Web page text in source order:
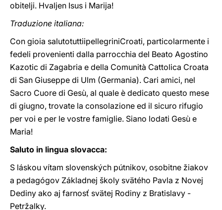
obitelji. Hvaljen Isus i Marija!
Traduzione italiana:
Con gioia salutotuttiipellegriniCroati, particolarmente i
fedeli provenienti dalla parrocchia del Beato Agostino
Kazotic di Zagabria e della Comunità Cattolica Croata
di San Giuseppe di Ulm (Germania). Cari amici, nel
Sacro Cuore di Gesù, al quale è dedicato questo mese
di giugno, trovate la consolazione ed il sicuro rifugio
per voi e per le vostre famiglie. Siano lodati Gesù e
Maria!
Saluto in lingua slovacca:
S láskou vítam slovenských pútnikov, osobitne žiakov
a pedagógov Základnej školy svätého Pavla z Novej
Dediny ako aj farnosť svätej Rodiny z Bratislavy -
Petržalky.